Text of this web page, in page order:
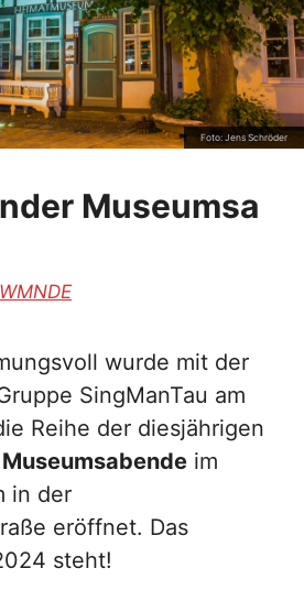
Foto: Jens Schröder
Museumsa
WMNDE
wurde mit der
SingManTau am
Reihe der diesjährigen
im
in der
eröffnet. Das
steht!